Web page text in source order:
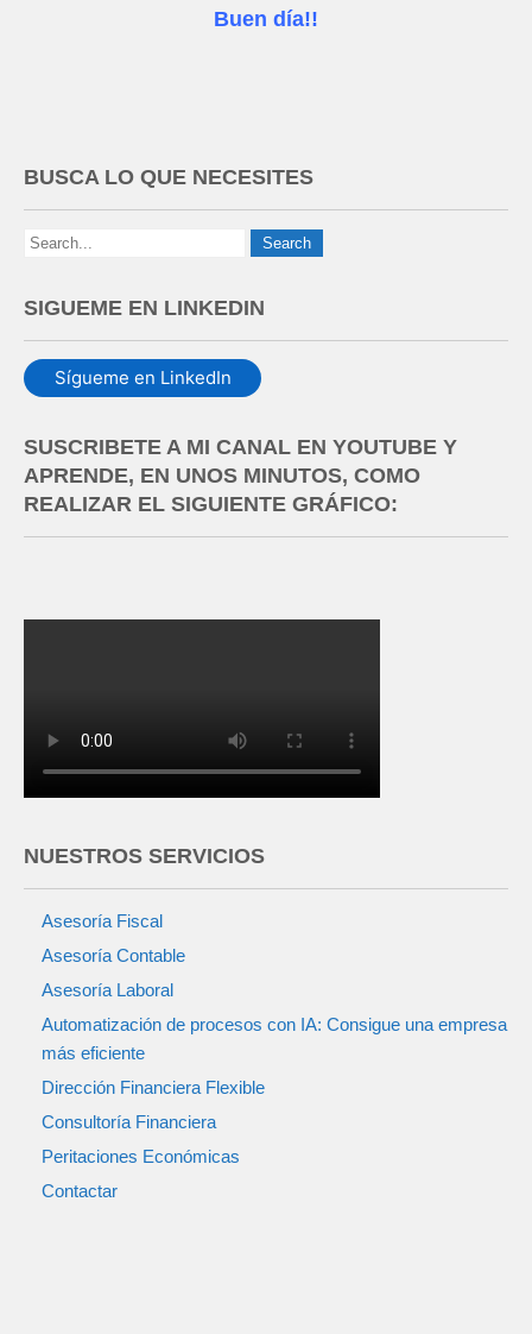
Buen día!!
BUSCA LO QUE NECESITES
SIGUEME EN LINKEDIN
Sígueme en LinkedIn
SUSCRIBETE A MI CANAL EN YOUTUBE Y
APRENDE, EN UNOS MINUTOS, COMO
REALIZAR EL SIGUIENTE GRÁFICO:
NUESTROS SERVICIOS
Asesoría Fiscal
Asesoría Contable
Asesoría Laboral
Automatización de procesos con IA: Consigue una empresa
más eficiente
Dirección Financiera Flexible
Consultoría Financiera
Peritaciones Económicas
Contactar